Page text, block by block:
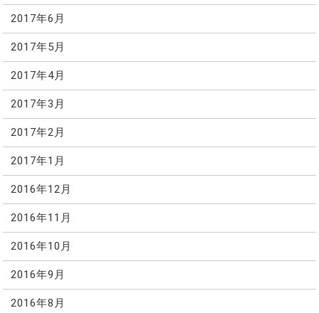
2017年6月
2017年5月
2017年4月
2017年3月
2017年2月
2017年1月
2016年12月
2016年11月
2016年10月
2016年9月
2016年8月